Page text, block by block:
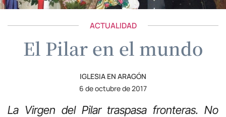
ACTUALIDAD
El Pilar en el mundo
IGLESIA EN ARAGÓN
6 de octubre de 2017
La Virgen del Pilar traspasa fronteras. No